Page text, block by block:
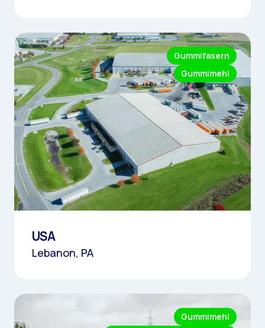
Gummifasern
Gummimehl
USA
Lebanon, PA
Gummimehl